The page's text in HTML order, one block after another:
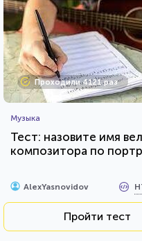
Проходили 4121 раз
Музыка
Тест: назовите имя
композитора по
AlexYasnovidov
Пройти тест